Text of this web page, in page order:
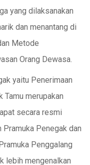
yang dilaksanakan
dan menantang di
Metode
Orang Dewasa.
yaitu Penerimaan
Tamu merupakan
secara resmi
Pramuka Penegak dan
Penggalang
lebih mengenalkan